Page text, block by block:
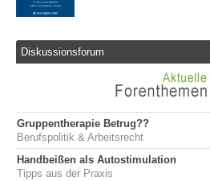
Diskussionsforum
Gruppentherapie Betrug??
Berufspolitik & Arbeitsrecht
Handbeißen als Autostimulation
Tipps aus der Praxis